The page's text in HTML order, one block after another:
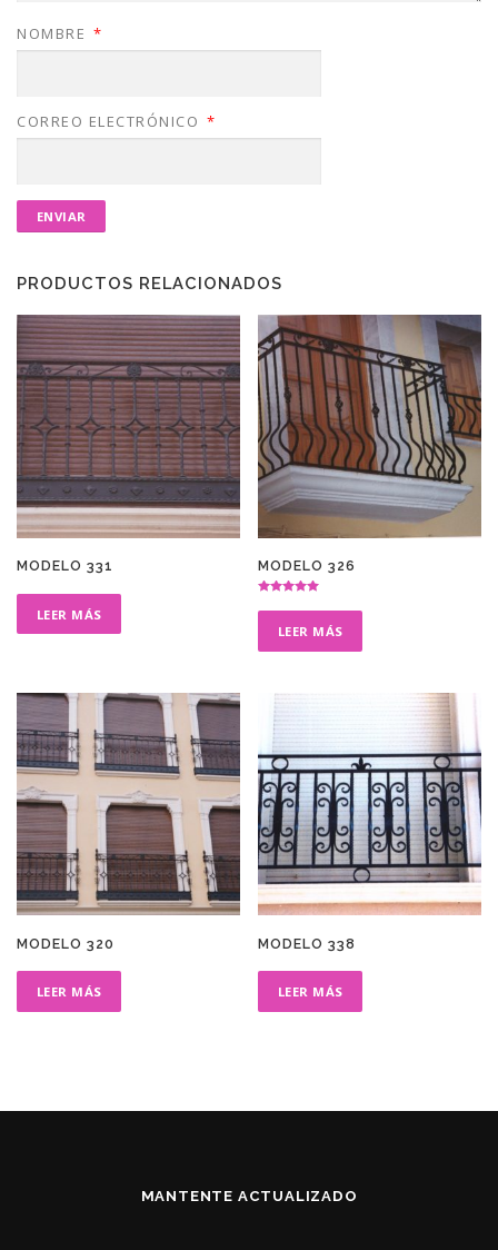
NOMBRE *
CORREO ELECTRÓNICO *
PRODUCTOS RELACIONADOS
MODELO 331
LEER MÁS
MODELO 326
5.00
LEER MÁS
MODELO 320
LEER MÁS
MODELO 338
LEER MÁS
MANTENTE ACTUALIZADO